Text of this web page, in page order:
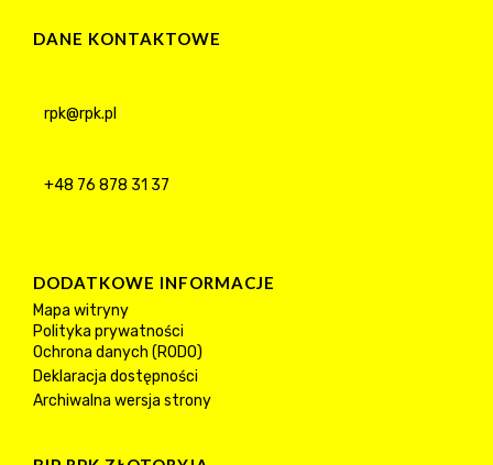
DANE KONTAKTOWE
rpk@rpk.pl
+48 76 878 31 37
DODATKOWE INFORMACJE
Mapa witryny
Polityka prywatności
Ochrona danych (RODO)
Deklaracja dostępności
Archiwalna wersja strony